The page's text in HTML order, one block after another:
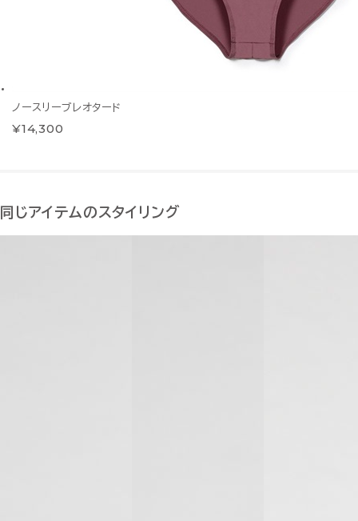
ノースリーブレオタード
¥14,300
同じアイテムのスタイリング